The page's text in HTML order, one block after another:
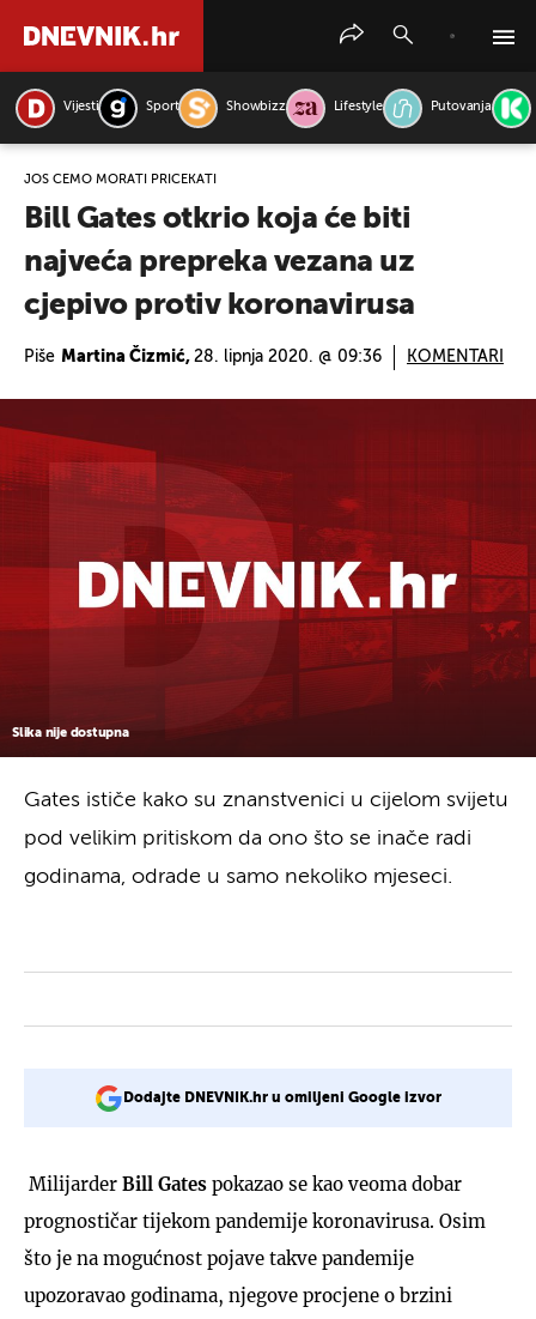
Vijesti Sport Showbizz Lifestyle Putovanja
JOŠ ĆEMO MORATI PRIČEKATI
Bill Gates otkrio koja će biti
najveća prepreka vezana uz
cjepivo protiv koronavirusa
Piše Martina Čizmić, 28. lipnja 2020. @ 09:36 KOMENTARI
Slika nije dostupna
Gates ističe kako su znanstvenici u cijelom svijetu
pod velikim pritiskom da ono što se inače radi
godinama, odrade u samo nekoliko mjeseci.
Dodajte DNEVNIK.hr u omiljeni Google izvor
Milijarder Bill Gates pokazao se kao veoma dobar
prognostičar tijekom pandemije koronavirusa. Osim
što je na mogućnost pojave takve pandemije
upozoravao godinama, njegove procjene o brzini
PRETRAŽITE VIJESTI